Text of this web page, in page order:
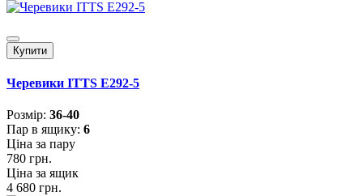
Купити
Черевики ITTS E292-5
Розмiр: 36-40
Пар в ящику: 6
Ціна за пару
780 грн.
Ціна за ящик
4 680 грн.